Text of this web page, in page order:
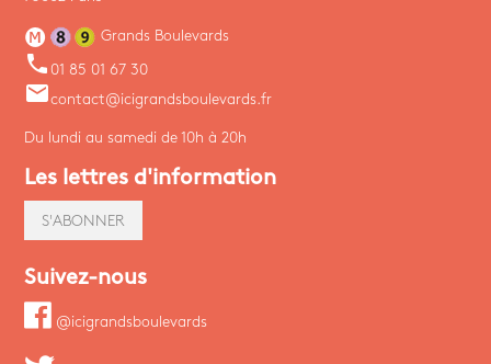
Grands Boulevards
phone 01 85 01 67 30
emailcontact@icigrandsboulevards.fr
Du lundi au samedi de 10h à 20h
Les lettres d'information
S'ABONNER
Suivez-nous
@icigrandsboulevards